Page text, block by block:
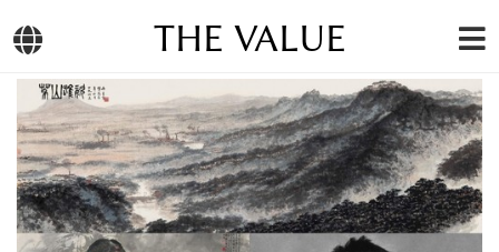
THE VALUE